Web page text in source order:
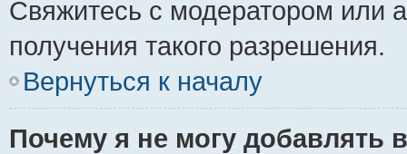
Свяжитесь с модератором или
получения такого разрешения.
Вернуться к началу
Почему я не могу добавлять